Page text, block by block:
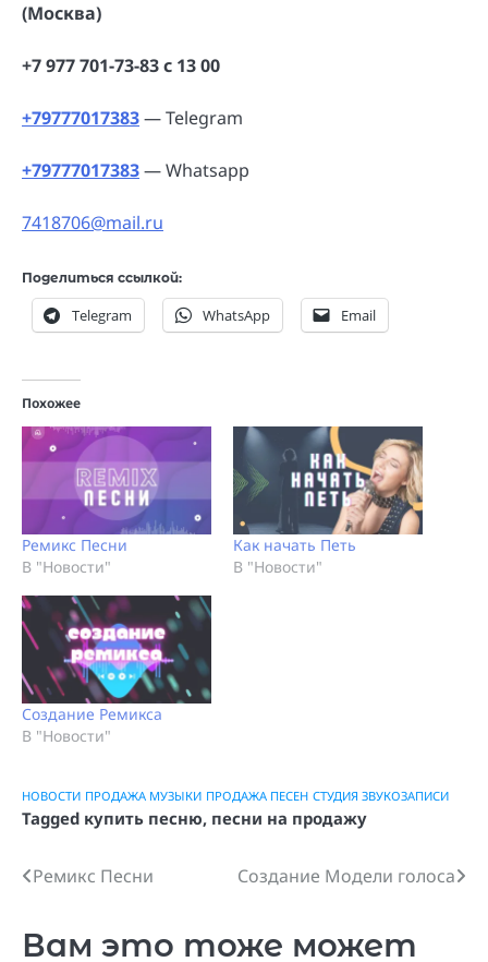
(Москва)
+7 977 701-73-83 с 13 00
+79777017383— Telegram
+79777017383— Whatsapp
7418706@mail.ru
Поделиться ссылкой:
Telegram WhatsApp Email
Похожее
Ремикс Песни
В "Новости"
Как начать Петь
В "Новости"
Создание Ремикса
В "Новости"
НОВОСТИ ПРОДАЖА МУЗЫКИ ПРОДАЖА ПЕСЕН СТУДИЯ ЗВУКОЗАПИСИ
Tagged купить песню, песни на продажу
Навигация
Ремикс Песни Создание Модели голоса
Вам это тоже может